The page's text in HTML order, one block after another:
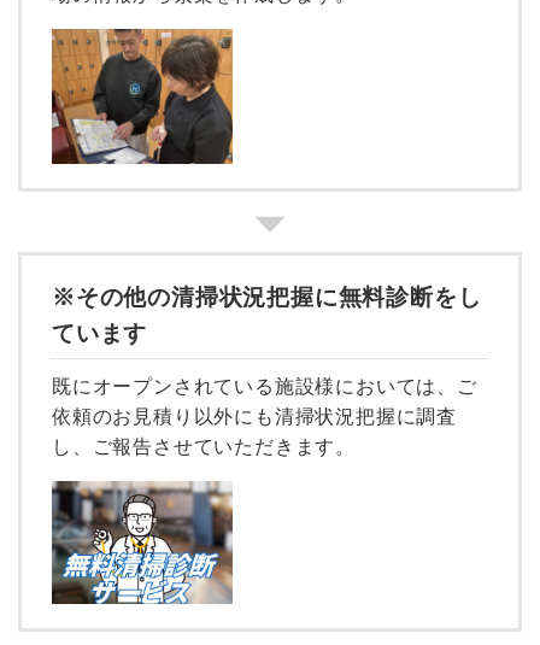
※その他の清掃状況把握に無料診断をし
ています
既にオープンされている施設様においては、ご
依頼のお見積り以外にも清掃状況把握に調査
し、ご報告させていただきます。